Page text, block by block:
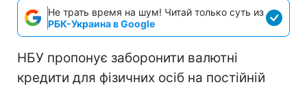
Не трать время на шум! Читай только суть из
РБК-Украина в Google
НБУ пропонує заборонити валютні
кредити для фізичних осіб на постійній